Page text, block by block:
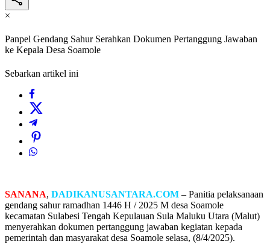
×
Panpel Gendang Sahur Serahkan Dokumen Pertanggung Jawaban
ke Kepala Desa Soamole
Sebarkan artikel ini
SANANA, DADIKANUSANTARA.COM – Panitia pelaksanaan
gendang sahur ramadhan 1446 H / 2025 M desa Soamole
kecamatan Sulabesi Tengah Kepulauan Sula Maluku Utara (Malut)
menyerahkan dokumen pertanggung jawaban kegiatan kepada
pemerintah dan masyarakat desa Soamole selasa, (8/4/2025).